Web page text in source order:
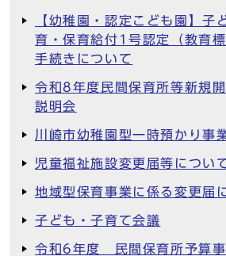
【幼稚園・認定こども園】子
育・保育給付1号認定（教育
手続きについて
令和8年度民間保育所等新規
説明会
川崎市幼稚園型一時預かり事
児童福祉施設変更届等につい
地域型保育事業に係る変更届
子ども・子育て会議
令和6年度 民間保育所予算事